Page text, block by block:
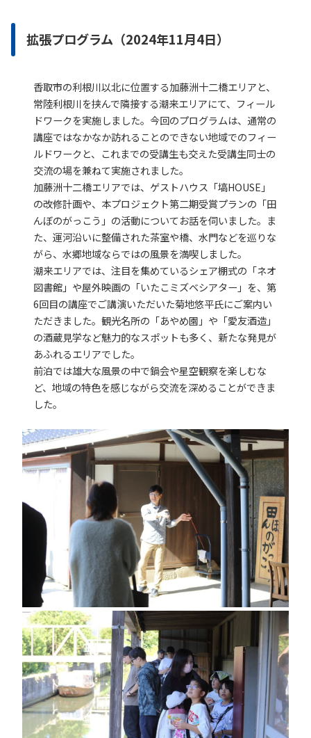
拡張プログラム（2024年11月4日）
香取市の利根川以北に位置する加藤洲十二橋エリアと、
常陸利根川を挟んで隣接する潮来エリアにて、フィール
ドワークを実施しました。今回のプログラムは、通常の
講座ではなかなか訪れることのできない地域でのフィー
ルドワークと、これまでの受講生も交えた受講生同士の
交流の場を兼ねて実施されました。
加藤洲十二橋エリアでは、ゲストハウス「塙HOUSE」
の改修計画や、本プロジェクト第二期受賞プランの「田
んぼのがっこう」の活動についてお話を伺いました。ま
た、運河沿いに整備された茶室や橋、水門などを巡りな
がら、水郷地域ならではの風景を満喫しました。
潮来エリアでは、注目を集めているシェア棚式の「ネオ
図書館」や屋外映画の「いたこミズベシアター」を、第
6回目の講座でご講演いただいた菊地悠平氏にご案内い
ただきました。観光名所の「あやめ園」や「愛友酒造」
の酒蔵見学など魅力的なスポットも多く、新たな発見が
あふれるエリアでした。
前泊では雄大な風景の中で鍋会や星空観察を楽しむな
ど、地域の特色を感じながら交流を深めることができま
した。